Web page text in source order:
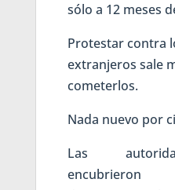
sólo a 12 meses
Protestar contra
extranjeros sale
cometerlos.
Nada nuevo por
Las
encubrieron